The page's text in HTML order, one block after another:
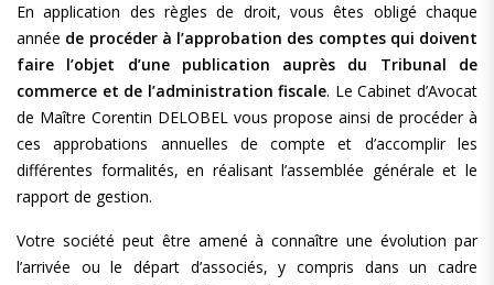
En application des règles de droit, vous êtes obligé chaque
année de procéder à l’approbation des comptes qui doivent
faire l’objet d’une publication auprès du Tribunal de
commerce et de l’administration fiscale. Le Cabinet d’Avocat
de Maître Corentin DELOBEL vous propose ainsi de procéder à
ces approbations annuelles de compte et d’accomplir les
différentes formalités, en réalisant l’assemblée générale et le
rapport de gestion.
Votre société peut être amené à connaître une évolution par
l’arrivée ou le départ d’associés, y compris dans un cadre